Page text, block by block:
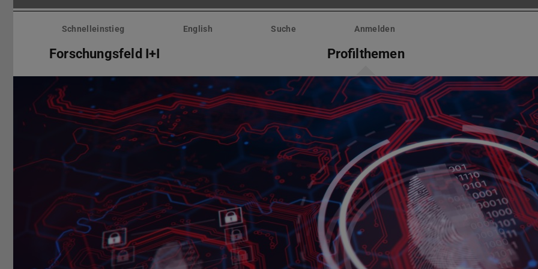
Menü
überspringenSchnelleinstieg English Suche Anmelden
Forschungsfeld I+I Profilthemen